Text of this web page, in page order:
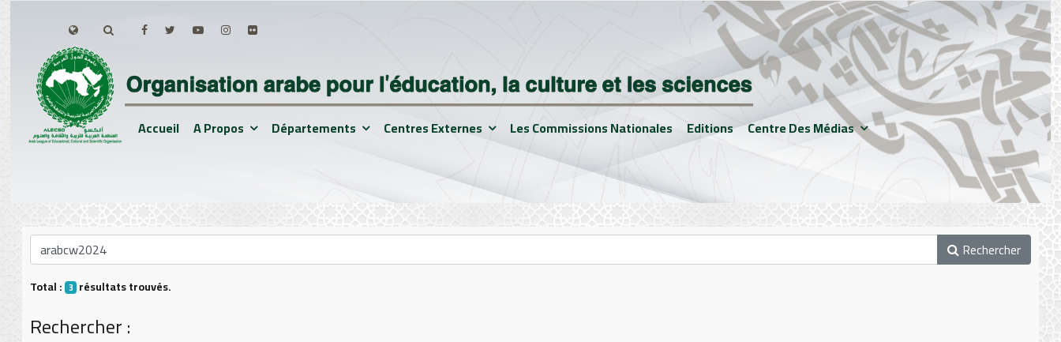
Accueil A Propos Départements Centres Externes Les Commissions Nationales Editions Centre Des Médias
Rechercher
Total : 3 résultats trouvés.
Rechercher :